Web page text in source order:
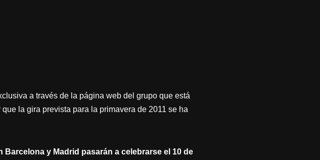
a través de la página web del grupo que está
la gira prevista para la primavera de 2011 se ha
y Madrid pasarán a celebrarse el 10 de